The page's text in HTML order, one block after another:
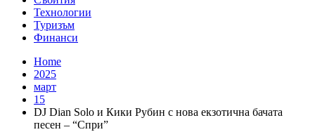
Технологии
Туризъм
Финанси
Home
2025
март
15
DJ Dian Solo и Кики Рубин с нова екзотична бачата
песен – “Спри”